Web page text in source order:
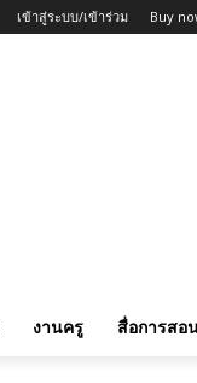
เข้าสู่ระบบ/เข้าร่วม Buy
งานครู สื่อการสอ